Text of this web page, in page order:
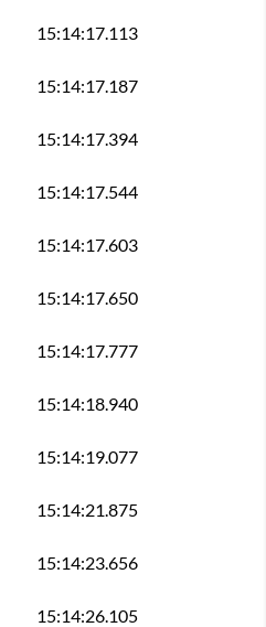
15:14:17.113
15:14:17.187
15:14:17.394
15:14:17.544
15:14:17.603
15:14:17.650
15:14:17.777
15:14:18.940
15:14:19.077
15:14:21.875
15:14:23.656
15:14:26.105